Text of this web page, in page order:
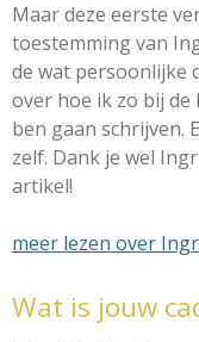
Maar deze eerste
toestemming van
de wat persoonlijke
over hoe ik zo bij
ben gaan schrijven.
zelf. Dank je wel
artikel!
meer lezen over
Wat is jouw